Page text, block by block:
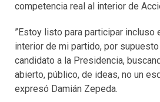
competencia real al interior de
”Estoy listo para participar incluso
interior de mi partido, por
candidato a la Presidencia,
abierto, público, de ideas, no un
expresó Damián Zepeda.